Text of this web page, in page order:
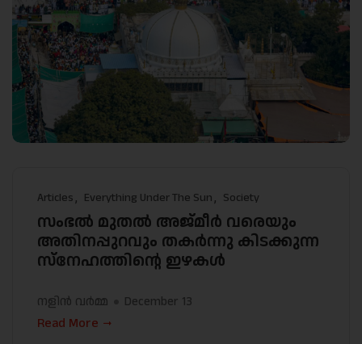
Articles Everything Under The Sun Society
സംഭൽ മുതൽ അജ്മീർ വരെയും
അതിനപ്പുറവും തകർന്നു കിടക്കുന്ന
സ്നേഹത്തിന്റെ ഇഴകൾ
നളിൻ വർമ്മ December 13
Read More